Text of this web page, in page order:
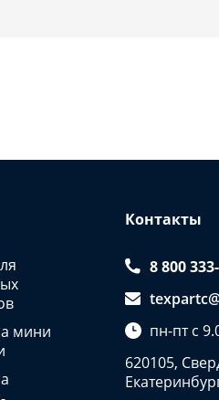
мини
Контакты
8 800
пн-пт с
620105,